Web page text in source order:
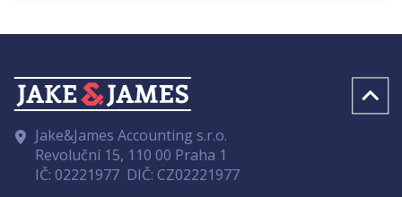
Jake&James Accounting s.r.o.
Revoluční 15, 110 00 Praha 1
IČ: 02221977 DIČ: CZ02221977